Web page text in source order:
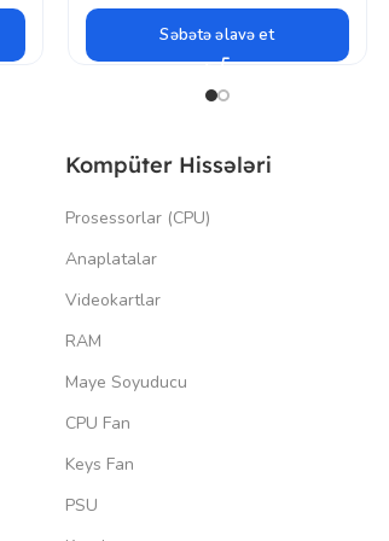
Səbətə əlavə et
Kompüter Hissələri
Prosessorlar (CPU)
Anaplatalar
Videokartlar
RAM
Maye Soyuducu
CPU Fan
Keys Fan
PSU